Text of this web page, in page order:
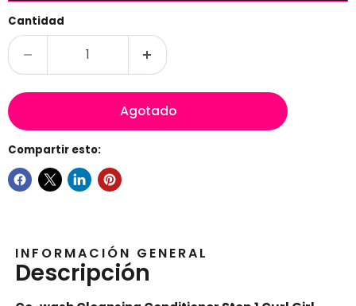
Cantidad
Agotado
Compartir esto:
INFORMACIÓN GENERAL
Descripción